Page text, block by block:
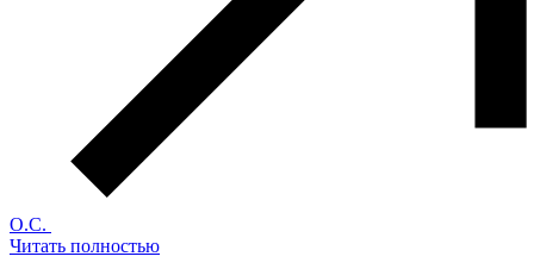
О.С.
Читать полностью